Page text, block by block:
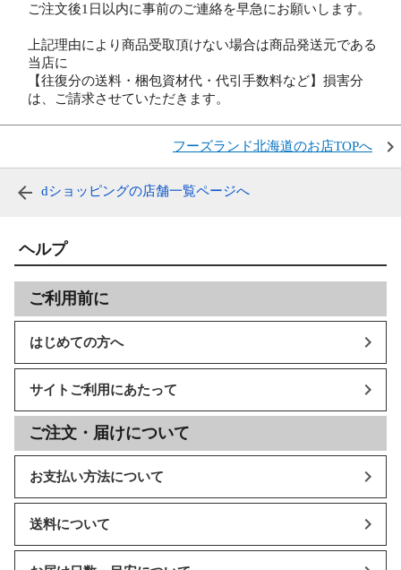
ご注文後1日以内に事前のご連絡を早急にお願いします。
上記理由により商品受取頂けない場合は商品発送元である
当店に
【往復分の送料・梱包資材代・代引手数料など】損害分
は、ご請求させていただきます。
フーズランド北海道のお店TOPへ
dショッピングの店舗一覧ページへ
ヘルプ
ご利用前に
はじめての方へ
サイトご利用にあたって
ご注文・届けについて
お支払い方法について
送料について